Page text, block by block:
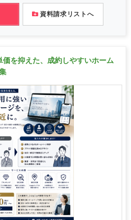
資料請求リストへ
価を抑えた、成約しやすいホーム